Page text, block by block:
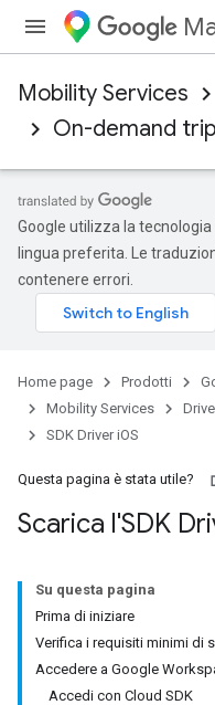
Mobility Services
On-demand
Google utilizza la
lingua preferita. Le
contenere errori.
Home page Prodotti
Mobility Services
SDK Driver iOS
Questa pagina è stata utile?
Scarica l'SDK
Su questa pagina
Prima di iniziare
Verifica i requisiti minimi di
Accedere a Google
Accedi con Cloud SDK